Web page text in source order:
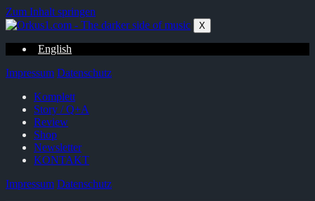
Zum Inhalt springen
X
English
Impressum Datenschutz
Komplett
Story / Q+A
Review
Shop
Newsletter
KONTAKT
Impressum Datenschutz